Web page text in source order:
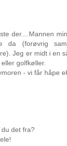
der....Mannen
da (forøvrig
Jeg er midt i en
golfkøller.
- vi får håpe
det fra?